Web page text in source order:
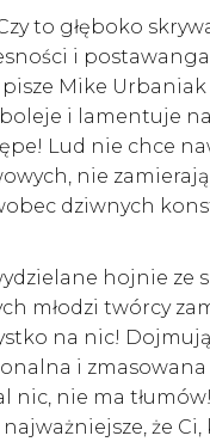
to głęboko
i
Mike Urbaniak
i lamentuje
Lud nie chce
nie
dziwnych
hojnie
młodzi twórcy
na nic!
i
nie ma
że